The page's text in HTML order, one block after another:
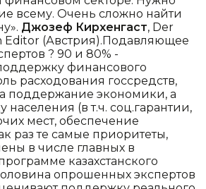
всему. Очень сложно найти
Джозеф Кирхенгаст, Der
Editor (Австрия).Подавляющее
? 90 и 80% -
финансового
расходования госсредств,
поддержание экономики, а
(в т.ч. соц.гарантии,
мест, обеспечение
раз те самые приоритеты,
в числе главных в
казахстанского
опрошенных экспертов